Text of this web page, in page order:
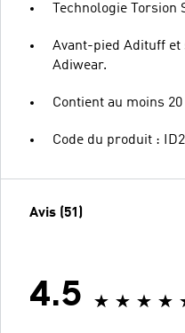
Technologie Torsion
Avant-pied Adituff
Adiwear.
Contient au moins
Code du produit :
Avis (51)
4.5